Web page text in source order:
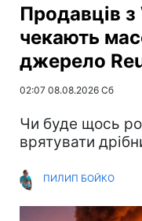
Продавців
чекають
джерело
02:07 08.08.2026 Сб
Чи буде щось
врятувати
ПИЛИП БОЙКО